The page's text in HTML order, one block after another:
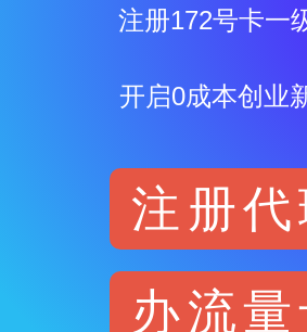
注册172号卡一
开启0成本创业
注册代
办流量